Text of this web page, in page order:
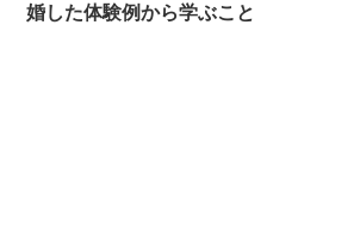
婚した体験例から学ぶこと